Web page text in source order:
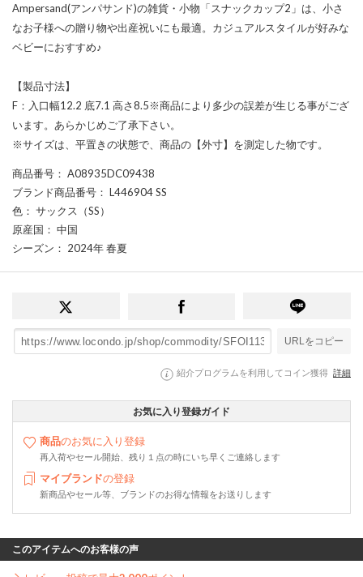
Ampersand(アンパサンド)の雑貨・小物「スナックカップ2」は、小さ
なお子様への贈り物や出産祝いにも最適。カジュアルスタイルが好みな
ベビーにおすすめ♪
【製品寸法】
F：入口幅12.2 底7.1 高さ8.5※商品により多少の誤差が生じる事がござ
います。あらかじめご了承下さい。
※サイズは、平置きの状態で、商品の【外寸】を測定した物です。
商品番号 ： A08935DC09438
ブランド商品番号 ： L446904 SS
色 ： サックス（SS）
原産国 ： 中国
シーズン ： 2024年 春夏
URLをコピー
紹介プログラムを利用してコイン獲得 詳細
お気に入り登録ガイド
商品のお気に入り登録
再入荷やセール開始、残り１点の時にいち早くご連絡します
マイブランドの登録
新商品やセール等、ブランドのお得な情報をお送りします
このアイテムへのお客様の声